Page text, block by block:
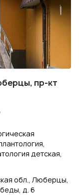
пр-кт
детская,
обл., Люберцы,
д. 6